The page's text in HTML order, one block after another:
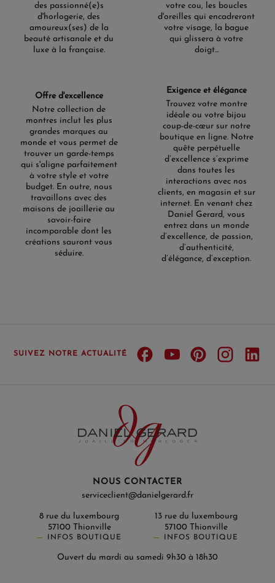
des passionné(e)s
d'horlogerie, des
amoureux(ses) de la
beauté artisanale et du
luxe à la française.
votre cou, les boucles
d'oreilles qui encadreront
votre visage, la bague
qui glissera à votre
doigt...
Offre d'excellence
Notre collection de
montres inclut les plus
grandes marques au
monde et vous permet de
trouver un garde-temps
qui s'aligne parfaitement
à votre style et votre
budget. En outre, nous
travaillons avec des
maisons de joaillerie au
savoir-faire
incomparable dont les
créations sauront vous
séduire.
Exigence et élégance
Trouvez votre montre
idéale ou votre bijou
coup-de-cœur sur notre
boutique en ligne. Notre
quête perpétuelle
d’excellence s’exprime
dans toutes les
interactions avec nos
clients, en magasin et sur
internet. En venant chez
Daniel Gerard, vous
entrez dans un monde
d’excellence, de passion,
d’authenticité,
d’élégance, d’exception.
SUIVEZ NOTRE ACTUALITÉ
NOUS CONTACTER
serviceclient@danielgerard.fr
8 rue du luxembourg
57100 Thionville
INFOS BOUTIQUE
13 rue du luxembourg
57100 Thionville
INFOS BOUTIQUE
Ouvert du mardi au samedi 9h30 à 18h30